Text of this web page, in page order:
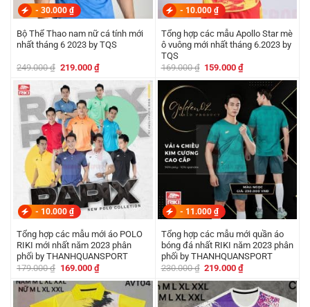
- 30.000 ₫
Bộ Thể Thao nam nữ cá tính mới
nhất tháng 6 2023 by TQS
249.000₫ Giá
là:
249.000 ₫.
219.000 ₫Giá
hiện
tại
là:
219.000 ₫.
- 10.000 ₫
Tổng hợp các mẫu Apollo Star mè
ô vuông mới nhất tháng 6.2023 by
TQS
169.000₫ Giá
là:
159.000₫Giá
tại
159.000 ₫.
- 10.000 ₫
Tổng hợp các mẫu mới áo POLO
RIKI mới nhất năm 2023 phân
phối by THANHQUANSPORT
179.000₫ Giá
là:
179.000 ₫.
169.000 ₫Giá
hiện
tại
là:
169.000 ₫.
- 11.000 ₫
Tổng hợp các mẫu mới quần áo
bóng đá nhất RIKI năm 2023 phân
phối by THANHQUANSPORT
230.000₫ Giá
là:
230.000 ₫.
219.000₫Giá
tại
là:
219.000 ₫.